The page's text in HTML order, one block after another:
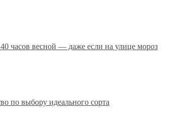
часов весной — даже если на улице мороз
по выбору идеального сорта